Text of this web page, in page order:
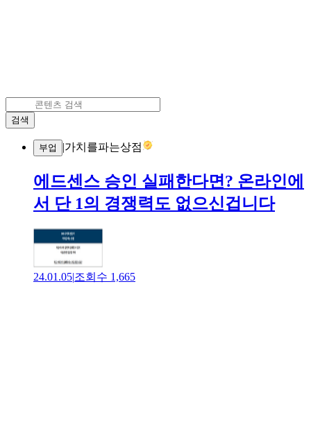
검색
부업 |가치를파는상점
에드센스 승인 실패한다면? 온라인에
서 단 1의 경쟁력도 없으신겁니다
24.01.05|조회수 1,665